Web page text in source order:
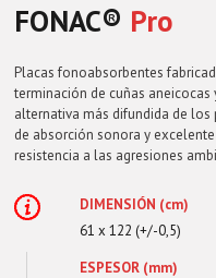
FONAC®️ Pro
Placas fonoabsorbentes
terminación de cuñas
alternativa más difundida de
de absorción sonora y
resistencia a las agresiones
DIMENSIÓN (cm)
61 x 122 (+/-0,5)
ESPESOR (mm)